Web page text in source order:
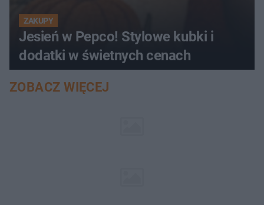
ZAKUPY
Jesień w Pepco! Stylowe kubki i
dodatki w świetnych cenach
ZOBACZ WIĘCEJ